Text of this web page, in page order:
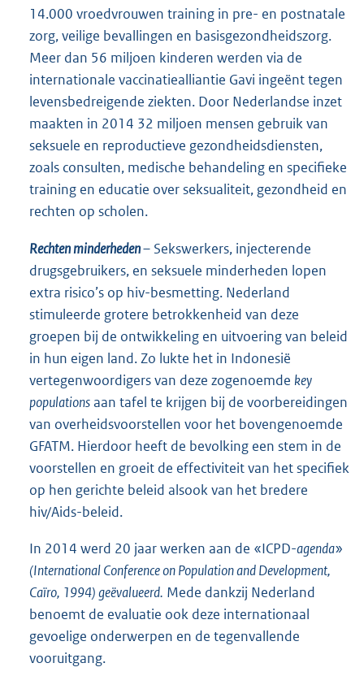
14.000 vroedvrouwen training in pre- en postnatale
zorg, veilige bevallingen en basisgezondheidszorg.
Meer dan 56 miljoen kinderen werden via de
internationale vaccinatiealliantie Gavi ingeënt tegen
levensbedreigende ziekten. Door Nederlandse inzet
maakten in 2014 32 miljoen mensen gebruik van
seksuele en reproductieve gezondheidsdiensten,
zoals consulten, medische behandeling en specifieke
training en educatie over seksualiteit, gezondheid en
rechten op scholen.
Rechten minderheden– Sekswerkers, injecterende
drugsgebruikers, en seksuele minderheden lopen
extra risico’s op hiv-besmetting. Nederland
stimuleerde grotere betrokkenheid van deze
groepen bij de ontwikkeling en uitvoering van beleid
in hun eigen land. Zo lukte het in Indonesië
vertegenwoordigers van deze zogenoemde key
populationsaan tafel te krijgen bij de voorbereidingen
van overheidsvoorstellen voor het bovengenoemde
GFATM. Hierdoor heeft de bevolking een stem in de
voorstellen en groeit de effectiviteit van het specifiek
op hen gerichte beleid alsook van het bredere
hiv/Aids-beleid.
In 2014 werd 20 jaar werken aan de «ICPD-agenda»
(International Conference on Population and Development,
Caïro, 1994) geëvalueerd. Mede dankzij Nederland
benoemt de evaluatie ook deze internationaal
gevoelige onderwerpen en de tegenvallende
vooruitgang.